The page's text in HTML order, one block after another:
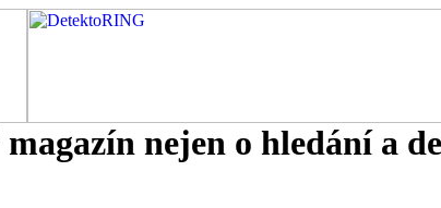
nejen o hledání a